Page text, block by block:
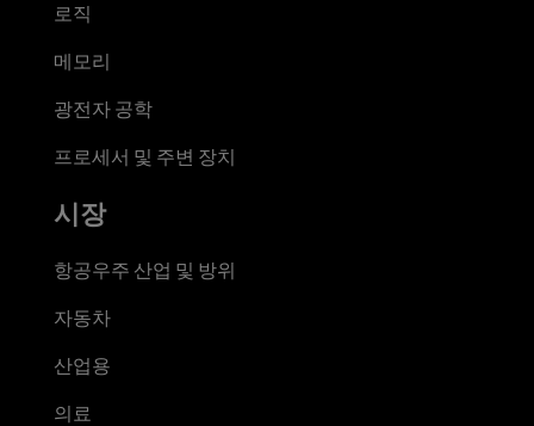
로직
메모리
광전자 공학
프로세서 및 주변 장치
시장
항공우주 산업 및 방위
자동차
산업용
의료